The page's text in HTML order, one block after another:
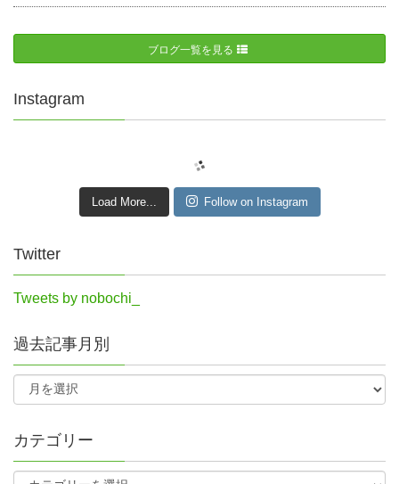
ブログ一覧を見る
Instagram
Load More... Follow on Instagram
Twitter
Tweets by nobochi_
過去記事月別
カテゴリー